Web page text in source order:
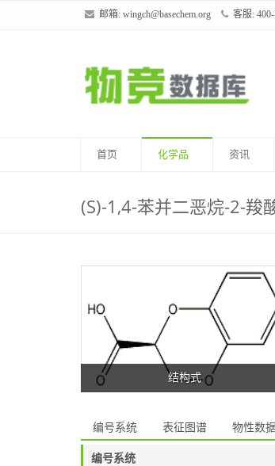
邮箱: wingch@basechem.org 客服:
首页 化学品 资讯
(S)-1,4-苯并二恶烷-2-羧
结构式
编号系统 表征图谱 物性数
编号系统